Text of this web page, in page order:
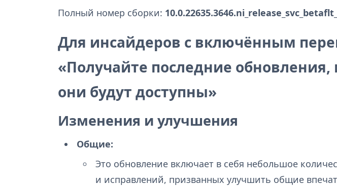
Полный номер сборки:
Для инсайдеров с включённым
«Получайте последние обновления,
они будут доступны»
Изменения и улучшения
Общие:
Это обновление включает в себя небольшое
и исправлений, призванных улучшить общие